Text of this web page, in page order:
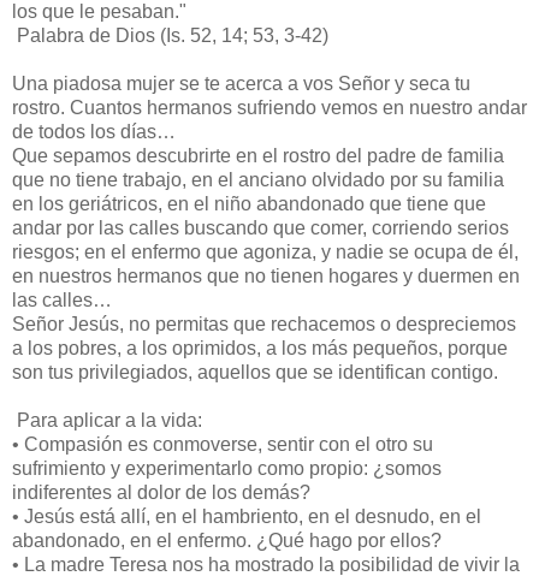
los que le pesaban."
Palabra de Dios (Is. 52, 14; 53, 3-42)
Una piadosa mujer se te acerca a vos Señor y seca tu
rostro. Cuantos hermanos sufriendo vemos en nuestro andar
de todos los días…
Que sepamos descubrirte en el rostro del padre de familia
que no tiene trabajo, en el anciano olvidado por su familia
en los geriátricos, en el niño abandonado que tiene que
andar por las calles buscando que comer, corriendo serios
riesgos; en el enfermo que agoniza, y nadie se ocupa de él,
en nuestros hermanos que no tienen hogares y duermen en
las calles…
Señor Jesús, no permitas que rechacemos o despreciemos
a los pobres, a los oprimidos, a los más pequeños, porque
son tus privilegiados, aquellos que se identifican contigo.
Para aplicar a la vida:
• Compasión es conmoverse, sentir con el otro su
sufrimiento y experimentarlo como propio: ¿somos
indiferentes al dolor de los demás?
• Jesús está allí, en el hambriento, en el desnudo, en el
abandonado, en el enfermo. ¿Qué hago por ellos?
• La madre Teresa nos ha mostrado la posibilidad de vivir la